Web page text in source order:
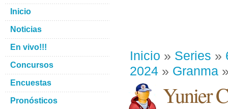
Inicio » Series »
2024 » Granma
Yunier
Inicio
Noticias
En vivo!!!
Concursos
Encuestas
Pronósticos